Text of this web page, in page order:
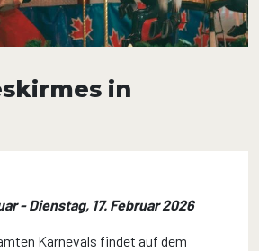
in
- Dienstag, 17. Februar 2026
Karnevals findet auf dem